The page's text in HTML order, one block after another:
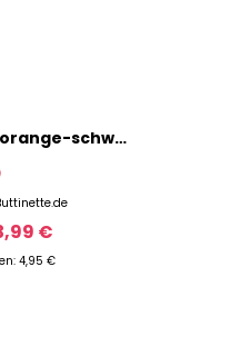
Stoff-Karoband, orange-schwarz-gold, 25 mm, 5 m
€
4,95 €